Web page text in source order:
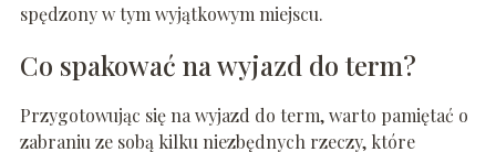
spędzony w tym wyjątkowym miejscu.
Co spakować na wyjazd do term?
Przygotowując się na wyjazd do term, warto pamiętać o
zabraniu ze sobą kilku niezbędnych rzeczy, które